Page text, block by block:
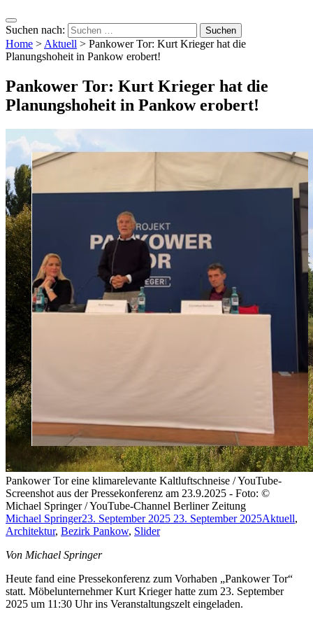
Suchen nach:
Home >Aktuell > Pankower Tor: Kurt Krieger hat die
Planungshoheit in Pankow erobert!
Pankower Tor: Kurt Krieger hat die
Planungshoheit in Pankow erobert!
Pankower Tor eine klimarelevante Kaltluftschneise / YouTube-
Screenshot aus der Pressekonferenz am 23.9.2025 - Foto: ©
Michael Springer / YouTube-Channel Berliner Zeitung
Michael Springer23. September 2025 23. September 2025Aktuell,
Architektur, Bezirk Pankow, Slider
Von Michael Springer
Heute fand eine Pressekonferenz zum Vorhaben „Pankower Tor“
statt. Möbelunternehmer Kurt Krieger hatte zum 23. September
2025 um 11:30 Uhr ins Veranstaltungszelt eingeladen.